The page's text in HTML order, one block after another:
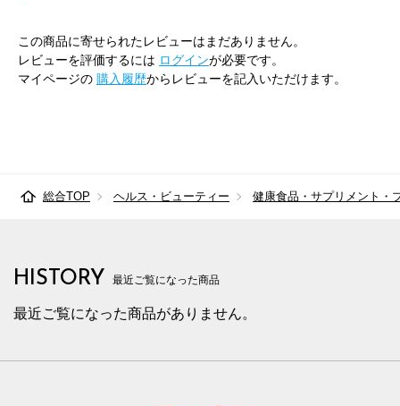
この商品に寄せられたレビューはまだありません。
レビューを評価するには ログインが必要です。
マイページの 購入履歴からレビューを記入いただけます。
総合TOP ヘルス・ビューティー 健康食品・サプリメント・
HISTORY 最近ご覧になった商品
最近ご覧になった商品がありません。